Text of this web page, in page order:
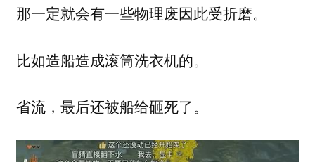
那一定就会有一些物理废因此受折磨。
比如造船造成滚筒洗衣机的。
省流，最后还被船给砸死了。